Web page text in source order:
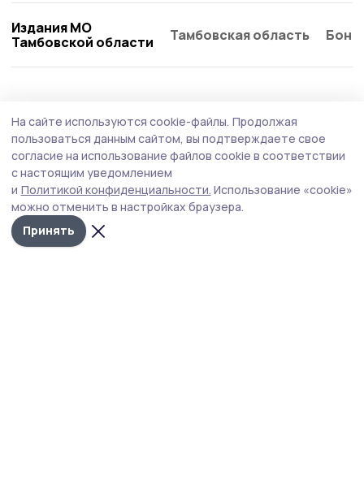
Издания МО
Тамбовской области
Тамбовская область
«Обитель» исцеляет: вдова бойца СВО из
Знаменки рассказала о паломническом
центре
Члены семей погибших участников специальной
военной операции при поддержке фонда «Защитники
Отечества» стали участниками реабилитационной
смены в Свято-Успенском Псково-Печёрском
На сайте используются cookie-файлы. Продолжая
пользоваться данным сайтом, вы подтверждаете свое
согласие на использование файлов cookie в соответствии
с настоящим уведомлением
и Политикой конфиденциальности. Использование «cookie»
можно отменить в настройках браузера.
Принять